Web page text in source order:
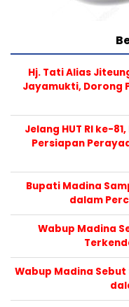
Hj. Tati Alias
Jayamukti, Dorong
Jelang HUT RI ke-
Persiapan
Bupati Madina
dalam
Wabup Madina
Wabup Madina Sebut